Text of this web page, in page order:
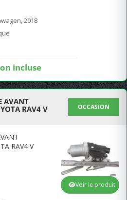
2018
incluse
AVANT
RAV4 V
OCCASION
RAV4 V
Voir le produit